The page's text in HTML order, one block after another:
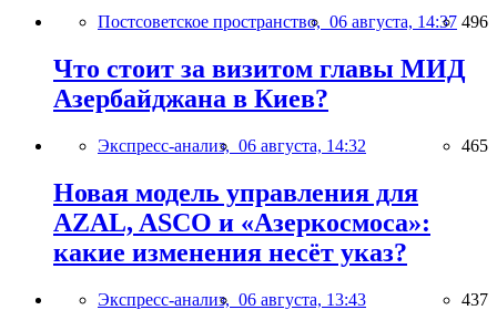
Постсоветское пространство, 06 августа, 14:37 496
Что стоит за визитом главы МИД
Азербайджана в Киев?
Экспресс-анализ, 06 августа, 14:32 465
Новая модель управления для
AZAL, ASCO и «Азеркосмоса»:
какие изменения несёт указ?
Экспресс-анализ, 06 августа, 13:43 437